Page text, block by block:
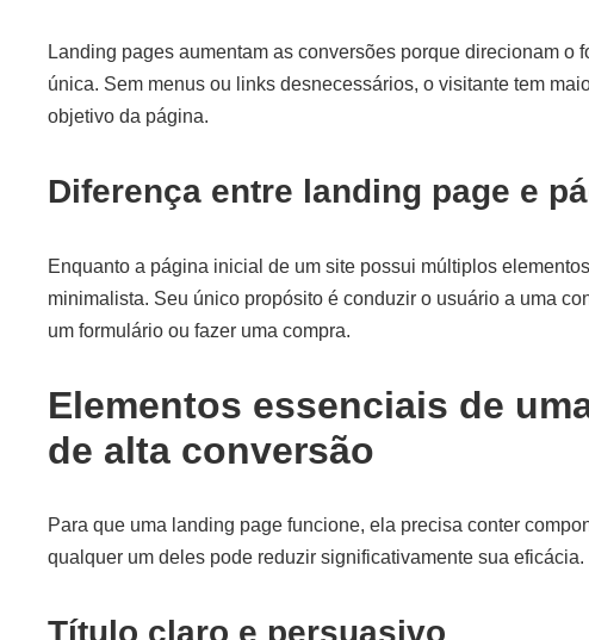
Landing pages aumentam as conversões porque direcionam o
única. Sem menus ou links desnecessários, o visitante tem
objetivo da página.
Diferença entre landing page e
Enquanto a página inicial de um site possui múltiplos
minimalista. Seu único propósito é conduzir o usuário a uma
um formulário ou fazer uma compra.
Elementos essenciais de
de alta conversão
Para que uma landing page funcione, ela precisa conter
qualquer um deles pode reduzir significativamente sua eficácia.
Título claro e persuasivo